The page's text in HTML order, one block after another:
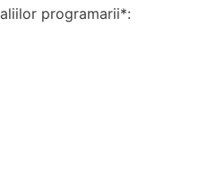
programarii*: